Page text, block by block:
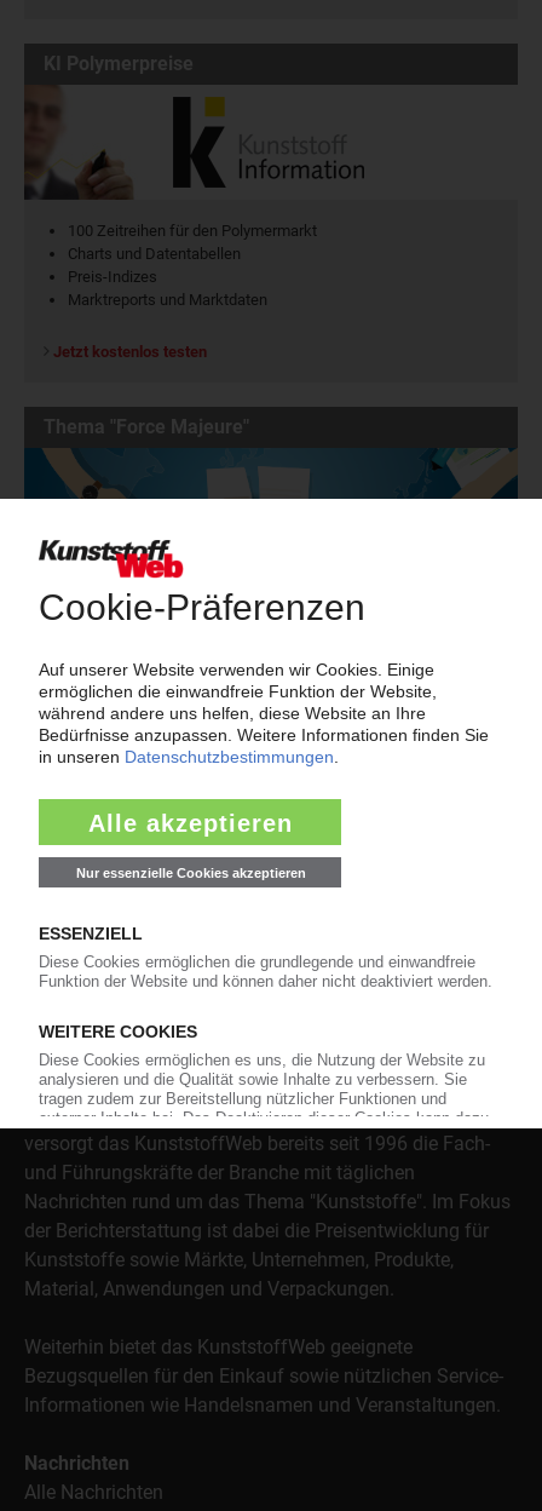
KI Polymerpreise
100 Zeitreihen für den Polymermarkt
Charts und Datentabellen
Preis-Indizes
Marktreports und Marktdaten
Jetzt kostenlos testen
Thema "Force Majeure"
Fragen und Antworten: Was Kunst­stoff­verarbeiter wissen müssen,
wenn der Lieferant nicht mehr liefert – Informationen zum
Themenkomplex Force Majeure, Corona und Kunststoff-
Preisentwicklung sowie Tipps für die Praxis.
Über das KunststoffWeb
Als einer der Internet-Pioniere der Kunststoffindustrie
versorgt das KunststoffWeb bereits seit 1996 die Fach-
und Führungskräfte der Branche mit täglichen
Nachrichten rund um das Thema "Kunststoffe". Im Fokus
der Berichterstattung ist dabei die Preisentwicklung für
Kunststoffe sowie Märkte, Unternehmen, Produkte,
Material, Anwendungen und Verpackungen.
Weiterhin bietet das KunststoffWeb geeignete
Bezugsquellen für den Einkauf sowie nützlichen Service-
Informationen wie Handelsnamen und Veranstaltungen.
Nachrichten
Alle Nachrichten